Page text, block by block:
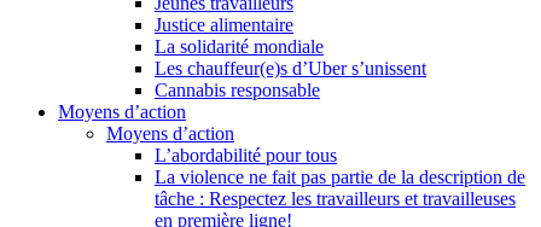
Justice alimentaire
La solidarité mondiale
Les chauffeur(e)s d’Uber s’unissent
Cannabis responsable
Moyens d’action
Moyens d’action
L’abordabilité pour tous
La violence ne fait pas partie de la description de
tâche : Respectez les travailleurs et travailleuses
en première ligne!